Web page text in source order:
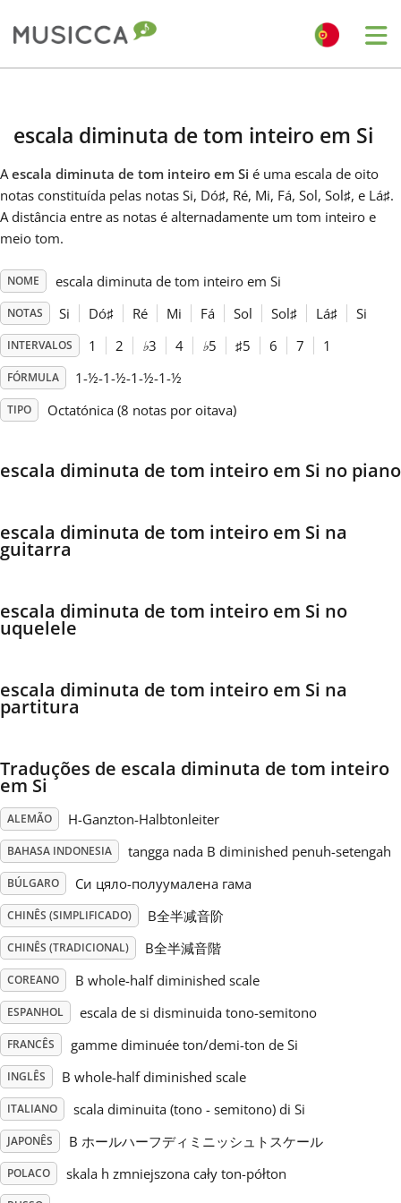
English
Español
हिन्दी
Italiano
Português
Русский
Svenska
Tiếng Việt
Türkçe
繁體中文
escala diminuta de tom inteiro em Si
Aescala diminuta de tom inteiro em Si é uma escala de oito
notas constituída pelas notas Si, Dó♯, Ré, Mi, Fá, Sol, Sol♯, e Lá♯.
A distância entre as notas é alternadamente um tom inteiro e
meio tom.
NOME escala diminuta de tom inteiro em Si
NOTAS Si Dó♯ Ré Mi Fá Sol Sol♯ Lá♯ Si
INTERVALOS 1 2 ♭3 4 ♭5 ♯5 6 7 1
FÓRMULA 1-½-1-½-1-½-1-½
TIPO Octatónica (8 notas por oitava)
escala diminuta de tom inteiro em Si no piano
escala diminuta de tom inteiro em Si na
guitarra
escala diminuta de tom inteiro em Si no
uquelele
escala diminuta de tom inteiro em Si na
partitura
Traduções de escala diminuta de tom inteiro
em Si
ALEMÃO H-Ganzton-Halbtonleiter
BAHASA INDONESIA tangga nada B diminished penuh-setengah
BÚLGARO Си цяло-полуумалена гама
CHINÊS (SIMPLIFICADO) B全半减音阶
CHINÊS (TRADICIONAL) B全半減音階
COREANO B whole-half diminished scale
ESPANHOL escala de si disminuida tono-semitono
FRANCÊS gamme diminuée ton/demi-ton de Si
INGLÊS B whole-half diminished scale
ITALIANO scala diminuita (tono - semitono) di Si
JAPONÊS B ホールハーフディミニッシュトスケール
POLACO skala h zmniejszona cały ton-półton